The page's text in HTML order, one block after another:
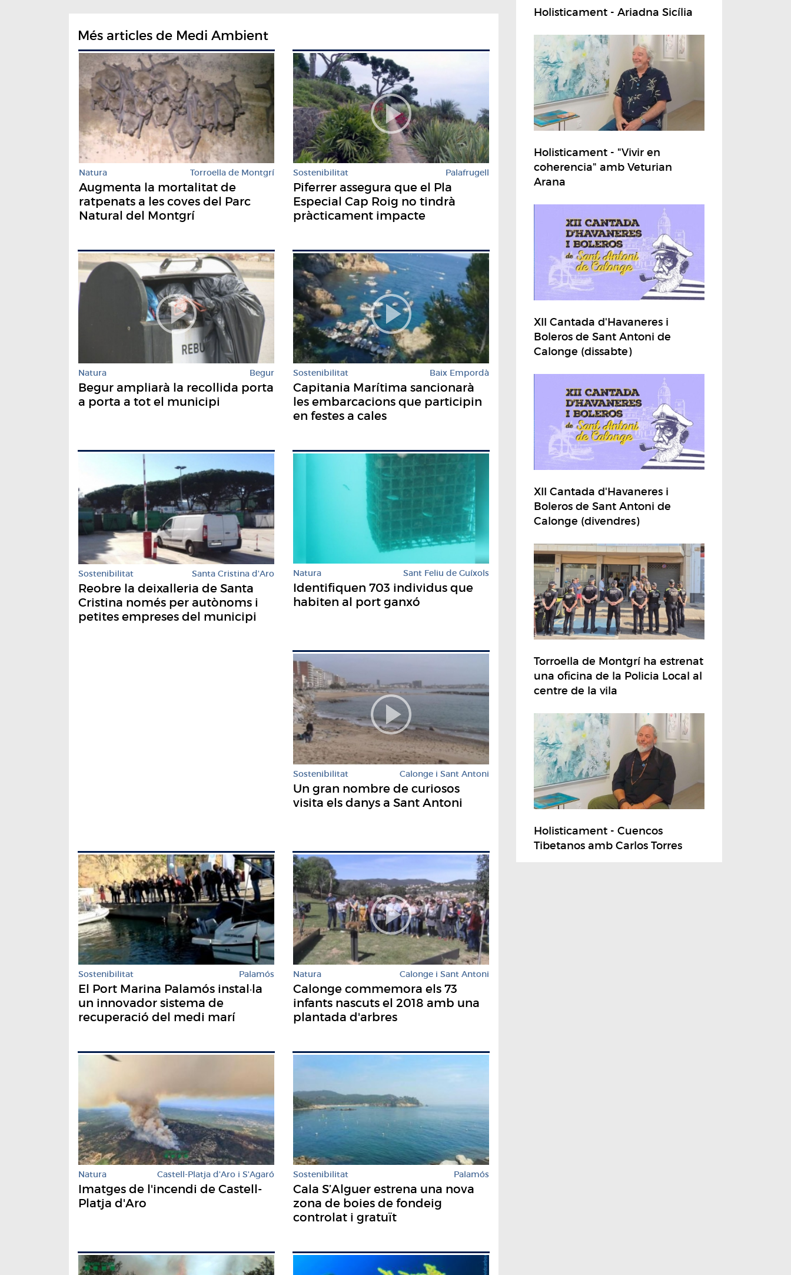
Més articles de Medi Ambient
Natura Torroella de Montgrí
Augmenta la mortalitat de
ratpenats a les coves del Parc
Natural del Montgrí
Sostenibilitat Palafrugell
Piferrer assegura que el Pla
Especial Cap Roig no tindrà
pràcticament impacte
Natura Begur
Begur ampliarà la recollida porta
a porta a tot el municipi
Sostenibilitat Baix Empordà
Capitania Marítima sancionarà
les embarcacions que participin
en festes a cales
Sostenibilitat Santa Cristina d'Aro
Reobre la deixalleria de Santa
Cristina només per autònoms i
petites empreses del municipi
Natura Sant Feliu de Guíxols
Identifiquen 703 individus que
habiten al port ganxó
Sostenibilitat Calonge i Sant Antoni
Un gran nombre de curiosos
visita els danys a Sant Antoni
Sostenibilitat Palamós
El Port Marina Palamós instal·la
un innovador sistema de
recuperació del medi marí
Natura Calonge i Sant Antoni
Calonge commemora els 73
infants nascuts el 2018 amb una
plantada d'arbres
Natura Castell-Platja d'Aro i S'Agaró
Imatges de l'incendi de Castell-
Platja d'Aro
Sostenibilitat Palamós
Cala S’Alguer estrena una nova
zona de boies de fondeig
controlat i gratuït
Holisticament - Ariadna Sicília
Holisticament - "Vivir en
coherencia" amb Veturian
Arana
XII Cantada d'Havaneres i
Boleros de Sant Antoni de
Calonge (dissabte)
XII Cantada d'Havaneres i
Boleros de Sant Antoni de
Calonge (divendres)
Torroella de Montgrí ha estrenat
una oficina de la Policia Local al
centre de la vila
Holisticament - Cuencos
Tibetanos amb Carlos Torres